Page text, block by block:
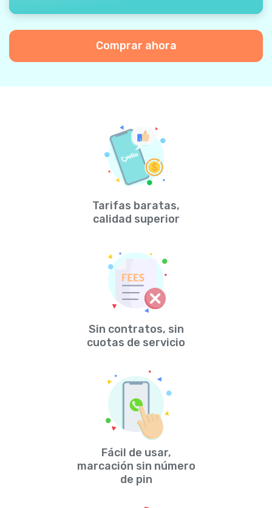
Comprar ahora
Tarifas baratas,
calidad superior
Sin contratos, sin
cuotas de servicio
Fácil de usar,
marcación sin número
de pin